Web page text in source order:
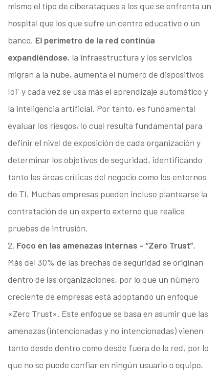
mismo el tipo de ciberataques a los que se enfrenta un
hospital que los que sufre un centro educativo o un
banco. El perímetro de la red continúa
expandiéndose, la infraestructura y los servicios
migran a la nube, aumenta el número de dispositivos
IoT y cada vez se usa más el aprendizaje automático y
la inteligencia artificial. Por tanto, es fundamental
evaluar los riesgos, lo cual resulta fundamental para
definir el nivel de exposición de cada organización y
determinar los objetivos de seguridad, identificando
tanto las áreas críticas del negocio como los entornos
de TI. Muchas empresas pueden incluso plantearse la
contratación de un experto externo que realice
pruebas de intrusión.
2. Foco en las amenazas internas – “Zero Trust”.
Más del 30% de las brechas de seguridad se originan
dentro de las organizaciones, por lo que un número
creciente de empresas está adoptando un enfoque
«Zero Trust». Este enfoque se basa en asumir que las
amenazas (intencionadas y no intencionadas) vienen
tanto desde dentro como desde fuera de la red, por lo
que no se puede confiar en ningún usuario o equipo.